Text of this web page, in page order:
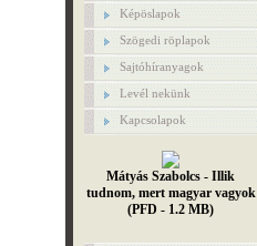
Képöslapok
Szögedi röplapok
Sajtóhíranyagok
Levél nekünk
Kapcsolapok
Mátyás Szabolcs - Illik
tudnom, mert magyar vagyok
(PFD - 1.2 MB)